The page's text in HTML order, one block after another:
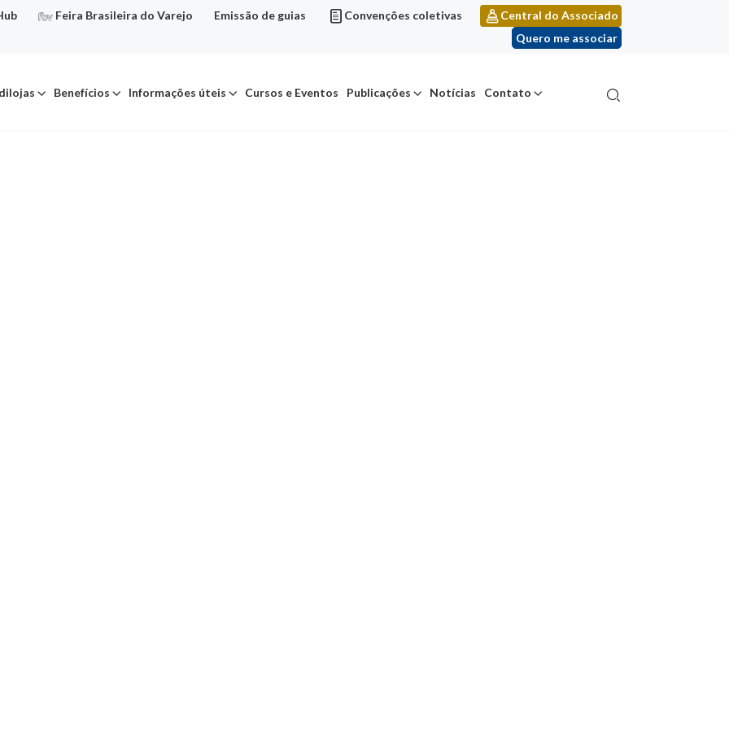
Feira Brasileira do Varejo Emissão de guias Convenções coletivas
Central do Associado
Quero me associar
Benefícios Informações úteis Cursos e Eventos Publicações Notícias Contato